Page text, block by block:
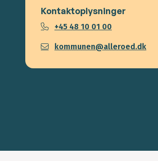
Kontaktoplysninger
+45 48 10 01 00
kommunen@alleroed.dk